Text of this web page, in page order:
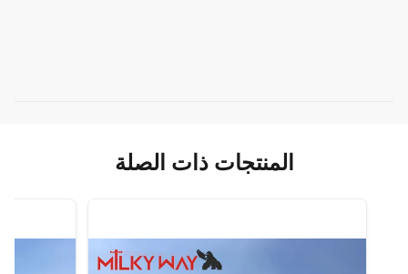
المنتجات ذات الصلة